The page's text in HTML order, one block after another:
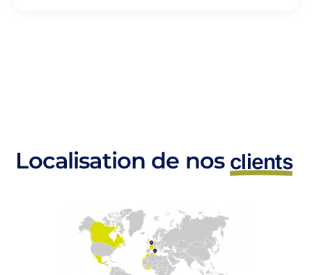
Localisation de nos clients